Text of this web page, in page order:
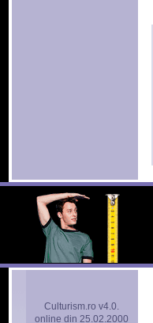
Culturism.ro v4.0.
online din 25.02.2000